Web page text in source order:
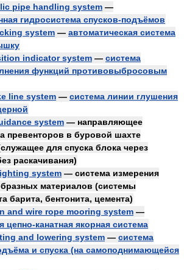
pipe handling system —
гидросистема спусков-подъёмов
system — автоматическая система
indicator system — система
функций противовыбросовым
line system — система линии глушения
system — направляющее
превенторов в буровой шахте
для спуска блока через
раскачивания)
system — система измерения
материалов (системы
барита, бентонита, цемента)
and wire rope mooring system —
цепно-канатная якорная система
and lowering system — система
и спуска (на самоподнимающейся